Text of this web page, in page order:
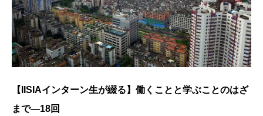
【IISIAインターン生が綴る】働くことと学ぶことのはざ
まで―18回